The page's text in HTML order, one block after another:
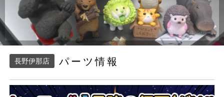
長野伊那店 パーツ情報